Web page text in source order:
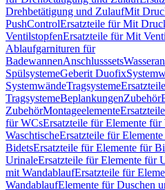
Drehbetätigung und ZulaufMit
PushControlErsatzteile für Mit
VentilstopfenErsatzteile für Mit
Ablaufgarnituren für
BadewannenAnschlusssets
SpülsystemeGeberit Duofix
SystemwändeTragsysteme
TragsystemeBeplankungenZubehör
ZubehörMontageelemente
für WCsErsatzteile für Elemente für
WaschtischeErsatzteile für
BidetsErsatzteile für Elemente für
UrinaleErsatzteile für Elemente für
mit WandablaufErsatzteile für
WandablaufElemente für Duschen